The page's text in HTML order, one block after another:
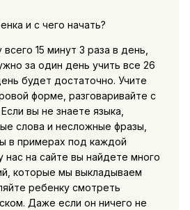
и с чего начать?
15 минут 3 раза в день,
за один день учить все 26
будет достаточно. Учите
форме, разговаривайте с
вы не знаете языка,
слова и несложные фразы,
в примерах под каждой
нас на сайте вы найдете много
которые мы выкладываем
ребенку смотреть
Даже если он ничего не